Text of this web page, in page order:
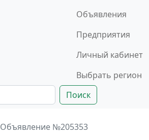
Объявления
Предприятия
Личный кабинет
Выбрать регион
Поиск
Объявление №205353